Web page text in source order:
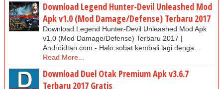
Download Legend Hunter-Devil Unleashed Mod
Apk v1.0 (Mod Damage/Defense) Terbaru 2017
Download Legend Hunter-Devil Unleashed Mod Apk
v1.0 (Mod Damage/Defense) Terbaru 2017 |
Androidtan.com - Halo sobat kembali lagi denga…
Read More...
Download Duel Otak Premium Apk v3.6.7
Terbaru 2017 Gratis